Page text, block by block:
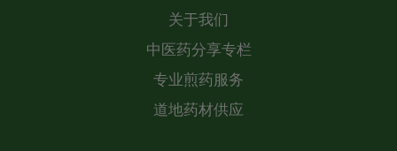
关于我们
中医药分享专栏
专业煎药服务
道地药材供应